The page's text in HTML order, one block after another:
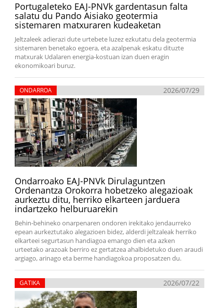
Portugaleteko EAJ-PNVk gardentasun falta
salatu du Pando Aisiako geotermia
sistemaren matxuraren kudeaketan
Jeltzaleek adierazi dute urtebete luzez ezkutatu dela geotermia
sistemaren benetako egoera, eta azalpenak eskatu dituzte
matxurak Udalaren energia-kostuan izan duen eragin
ekonomikoari buruz.
ONDARROA 2026/07/29
Ondarroako EAJ-PNVk Dirulaguntzen
Ordenantza Orokorra hobetzeko alegazioak
aurkeztu ditu, herriko elkarteen jarduera
indartzeko helburuarekin
Behin-behineko onarpenaren ondoren irekitako jendaurreko
epean aurkeztutako alegazioen bidez, alderdi jeltzaleak herriko
elkarteei segurtasun handiagoa emango dien eta azken
urteetako arazoak berriro ez gertatzea ahalbidetuko duen araudi
argiago, arinago eta berme handiagokoa proposatzen du.
GATIKA 2026/07/22